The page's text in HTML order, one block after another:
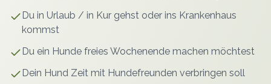
Du in Urlaub / in Kur gehst oder ins Krankenhaus
kommst
Du ein Hunde freies Wochenende machen möchtest
Dein Hund Zeit mit Hundefreunden verbringen soll